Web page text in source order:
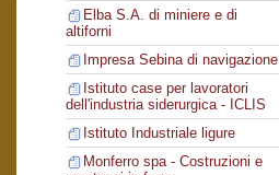
Elba S.A. di miniere e di
altiforni
Impresa Sebina di navigazione
Istituto case per lavoratori
dell'industria siderurgica - ICLIS
Istituto Industriale ligure
Monferro spa - Costruzioni e